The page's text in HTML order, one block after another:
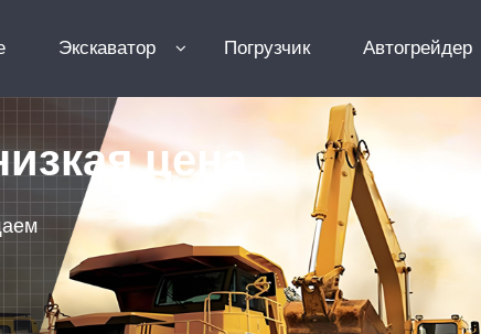
Экскаватор Погрузчик Автогрейдер
цена